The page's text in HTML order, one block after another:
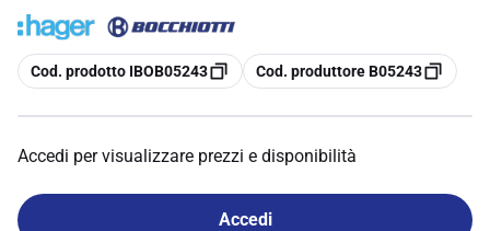
copia
Cod. prodotto IBOB05243 copia
Cod. produttore B05243
Accedi per visualizzare prezzi e disponibilità
Accedi